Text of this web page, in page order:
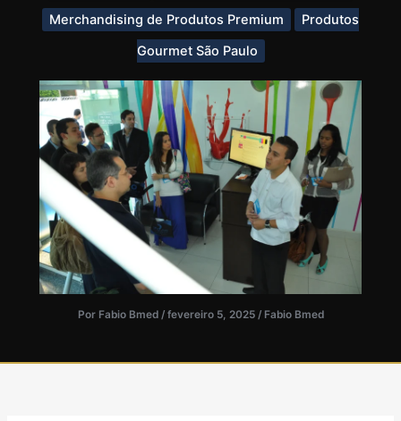
Merchandising de Produtos Premium
Produtos
Gourmet São Paulo
Por Fabio Bmed / fevereiro 5, 2025 / Fabio Bmed